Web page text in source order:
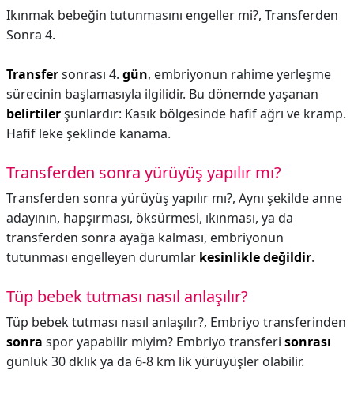
Ikınmak bebeğin tutunmasını engeller mi?, Transferden
Sonra 4.
Transfersonrası 4. gün, embriyonun rahime yerleşme
sürecinin başlamasıyla ilgilidir. Bu dönemde yaşanan
belirtilerşunlardır: Kasık bölgesinde hafif ağrı ve kramp.
Hafif leke şeklinde kanama.
Transferden sonra yürüyüş yapılır mı?
Transferden sonra yürüyüş yapılır mı?, Aynı şekilde anne
adayının, hapşırması, öksürmesi, ıkınması, ya da
transferden sonra ayağa kalması, embriyonun
tutunması engelleyen durumlar kesinlikle değildir.
Tüp bebek tutması nasıl anlaşılır?
Tüp bebek tutması nasıl anlaşılır?, Embriyo transferinden
sonra spor yapabilir miyim? Embriyo transferi sonrası
günlük 30 dklık ya da 6-8 km lik yürüyüşler olabilir.